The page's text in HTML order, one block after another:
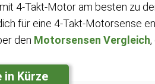
4-Takt-Motor am besten zu
für eine 4-Takt-Motorsense
den Motorsensen Vergleich
in Kürze